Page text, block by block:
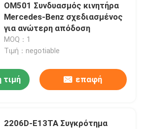
OM501 Συνδυασμός κινητήρα
Mercedes-Benz σχεδιασμένος
για ανώτερη απόδοση
MOQ：1
Τιμή：negotiable
τιμή επαφή
2206D-E13TA Συγκρότημα